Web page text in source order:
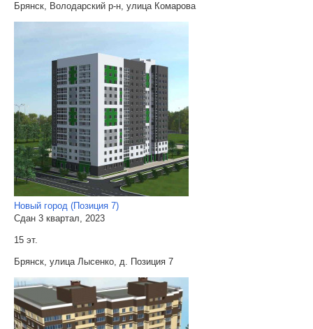
Брянск, Володарский р-н, улица Комарова
Новый город (Позиция 7)
Сдан 3 квартал, 2023
15 эт.
Брянск, улица Лысенко, д. Позиция 7